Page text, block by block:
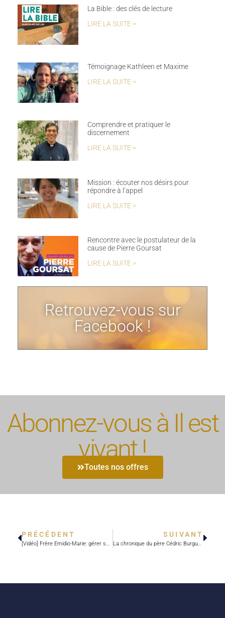
La Bible : des clés de lecture
LIRE LA SUITE >
Témoignage Kathleen et Maxime
LIRE LA SUITE >
Comprendre et pratiquer le
discernement
LIRE LA SUITE >
Mission : écouter nos désirs pour
répondre à l’appel
LIRE LA SUITE >
Rencontre avec le postulateur de la
cause de Pierre Goursat
LIRE LA SUITE >
Retrouvez-vous sur
Facebook !
Abonnez-vous à Il est
vivant !
Toutes nos offres
PRÉCÉDENT
[Vidéo] Frère Emidio-Marie: gérer ses biens selon l’Évangile
SUIVANT
La chronique du père Cédric Burgun – Paul VI : l’autre courage du synode